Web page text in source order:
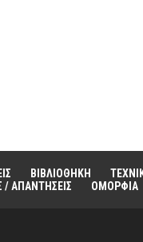
ΒΙΒΛΙΟΘΗΚΗ
/ ΑΠΑΝΤΗΣΕΙΣ ΟΜΟΡΦΙΑ